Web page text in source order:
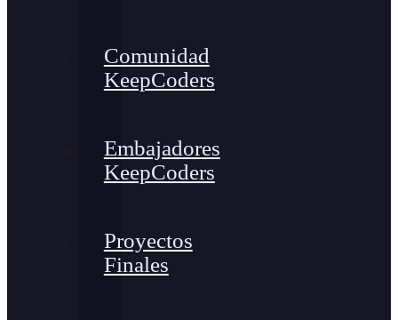
Comunidad
KeepCoders
Embajadores
KeepCoders
Proyectos
Finales